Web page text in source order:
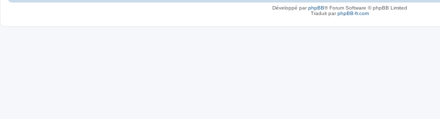
Développé parphpBB® Forum Software © phpBB Limited
Traduit parphpBB-fr.com